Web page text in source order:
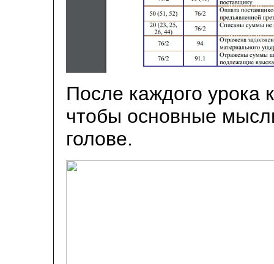
После каждого урока
чтобы основные
голове.